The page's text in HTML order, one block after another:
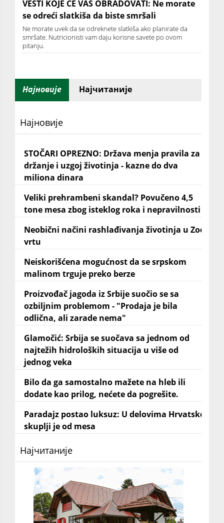
VESTI KOJE ĆE VAS OBRADOVATI: Ne morate
se odreći slatkiša da biste smršali
Ne morate uvek da se odreknete slatkiša ako planirate da
smršate. Nutricionisti vam daju korisne savete po ovom
pitanju.
Најновије Најчитаније
Најновије
STOČARI OPREZNO: Država menja pravila za
držanje i uzgoj životinja - kazne do dva
miliona dinara
Veliki prehrambeni skandal? Povučeno 4,5
tone mesa zbog isteklog roka i nepravilnosti
Neobični načini rashlađivanja životinja u Zoo
vrtu
Neiskorišćena mogućnost da se srpskom
malinom trguje preko berze
Proizvođač jagoda iz Srbije suočio se sa
ozbiljnim problemom - "Prodaja je bila
odlična, ali zarade nema"
Glamočić: Srbija se suočava sa jednom od
najtežih hidroloških situacija u više od
jednog veka
Bilo da ga samostalno mažete na hleb ili
dodate kao prilog, nećete da pogrešite.
Paradajz postao luksuz: U delovima Hrvatske
skuplji je od mesa
Најчитаније